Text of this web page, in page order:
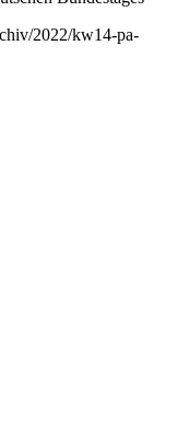
2022/kw14-pa-